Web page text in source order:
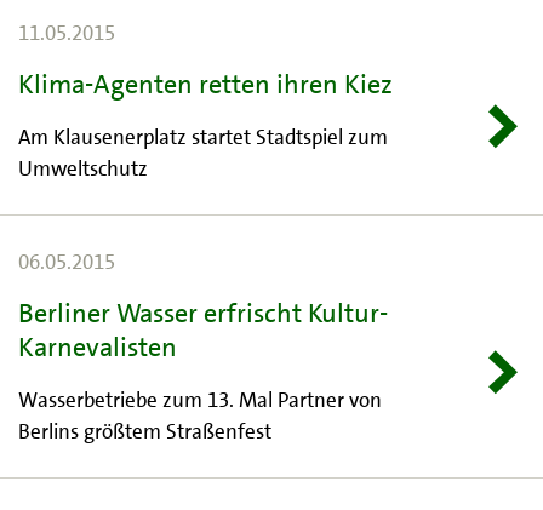
11.05.2015
Klima-Agenten retten ihren Kiez
Am Klausenerplatz startet Stadtspiel zum
Umweltschutz
06.05.2015
Berliner Wasser erfrischt Kultur-
Karnevalisten
Wasserbetriebe zum 13. Mal Partner von
Berlins größtem Straßenfest